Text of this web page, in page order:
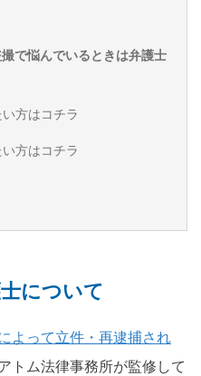
で悩んでいるときは弁護士
方はコチラ
方はコチラ
について
よって立件・再逮捕され
トム法律事務所が監修して